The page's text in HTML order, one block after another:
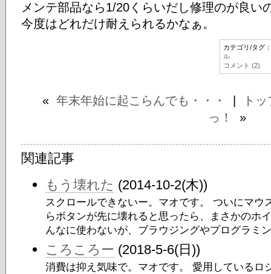
メンテ部品なら1/20くらいだし修理のが良い
今度はどれだけ耐えられるかなぁ。
カテゴリ/タグ：
ル
コメント (2)
« 年末年始に起こらんでも・・・
ト
っ！
»
関連記事
もう壊れた (2014-10-2(木))
スクロールできないー。マオです。 ついにマウ
らボタンが先に壊れると思ったら、まさかのホ
んなに使わないが、ブラウジングやプログラミ
ころころー (2018-5-6(日))
消費は抑え気味で。マオです。 愛用しているロ